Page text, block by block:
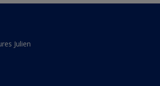
Julien